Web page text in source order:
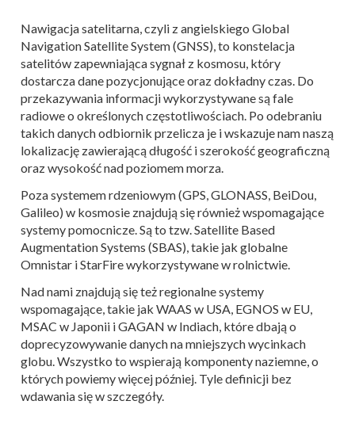
Nawigacja satelitarna, czyli z angielskiego Global
Navigation Satellite System (GNSS), to konstelacja
satelitów zapewniająca sygnał z kosmosu, który
dostarcza dane pozycjonujące oraz dokładny czas. Do
przekazywania informacji wykorzystywane są fale
radiowe o określonych częstotliwościach. Po odebraniu
takich danych odbiornik przelicza je i wskazuje nam naszą
lokalizację zawierającą długość i szerokość geograficzną
oraz wysokość nad poziomem morza.
Poza systemem rdzeniowym (GPS, GLONASS, BeiDou,
Galileo) w kosmosie znajdują się również wspomagające
systemy pomocnicze. Są to tzw. Satellite Based
Augmentation Systems (SBAS), takie jak globalne
Omnistar i StarFire wykorzystywane w rolnictwie.
Nad nami znajdują się też regionalne systemy
wspomagające, takie jak WAAS w USA, EGNOS w EU,
MSAC w Japonii i GAGAN w Indiach, które dbają o
doprecyzowywanie danych na mniejszych wycinkach
globu. Wszystko to wspierają komponenty naziemne, o
których powiemy więcej później. Tyle definicji bez
wdawania się w szczegóły.